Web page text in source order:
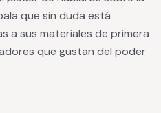
que sin duda está
a sus materiales de primera
que gustan del poder